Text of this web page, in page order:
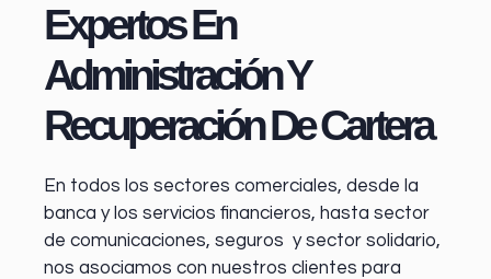
Expertos En
Administración Y
Recuperación De Cartera
En todos los sectores comerciales, desde la
banca y los servicios financieros, hasta sector
de comunicaciones, seguros y sector solidario,
nos asociamos con nuestros clientes para